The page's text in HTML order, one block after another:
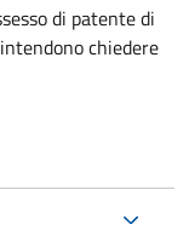
di patente di
chiedere